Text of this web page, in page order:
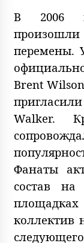
В 2006
произошли
перемены.
Brent
Walker.
Фанаты
состав
коллектив